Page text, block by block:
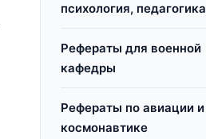
психология, педагогика
Рефераты для военной
кафедры
Рефераты по авиации и
космонавтике